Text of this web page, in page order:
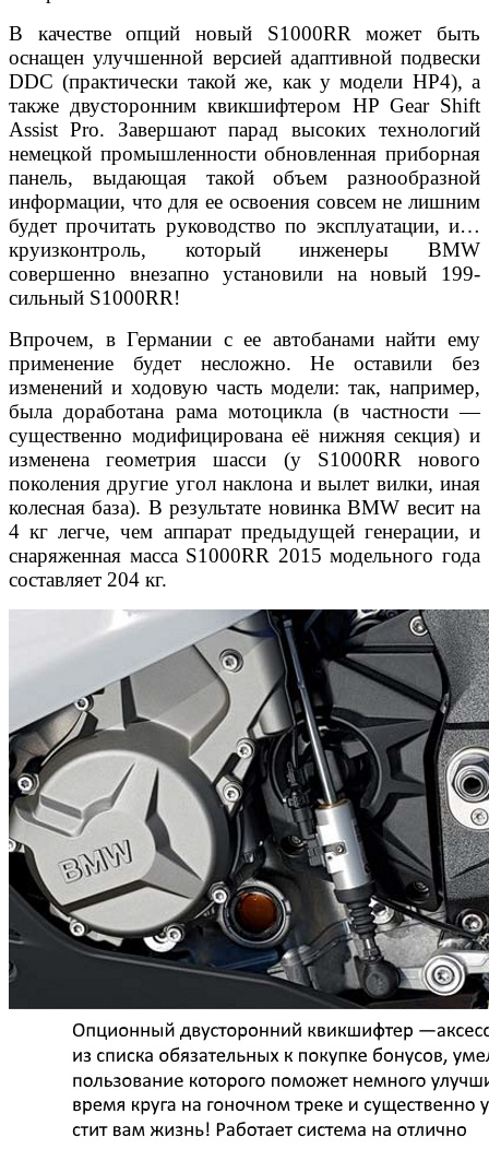
В качестве опций новый S1000RR может быть
оснащен улучшенной версией адаптивной подвески
DDC (практически такой же, как у модели HP4), а
также двусторонним квикшифтером HP Gear Shift
Assist Pro. Завершают парад высоких технологий
немецкой промышленности обновленная приборная
панель, выдающая такой объем разнообразной
информации, что для ее освоения совсем не лишним
будет прочитать руководство по эксплуатации, и…
круизконтроль, который инженеры BMW
совершенно внезапно установили на новый 199-
сильный S1000RR!
Впрочем, в Германии с ее автобанами найти ему
применение будет несложно. Не оставили без
изменений и ходовую часть модели: так, например,
была доработана рама мотоцикла (в частности —
существенно модифицирована её нижняя секция) и
изменена геометрия шасси (у S1000RR нового
поколения другие угол наклона и вылет вилки, иная
колесная база). В результате новинка BMW весит на
4 кг легче, чем аппарат предыдущей генерации, и
снаряженная масса S1000RR 2015 модельного года
составляет 204 кг.